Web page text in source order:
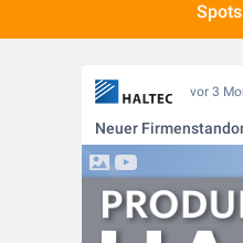
Spots
vor 3